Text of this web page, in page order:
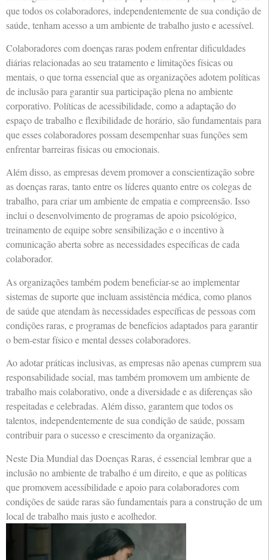
que todos os colaboradores, independentemente de sua condição de
saúde, tenham acesso a um ambiente de trabalho justo e acessível.
Colaboradores com doenças raras podem enfrentar dificuldades
diárias relacionadas ao seu tratamento e limitações físicas ou
mentais, o que torna essencial que as organizações adotem políticas
de inclusão para garantir sua participação plena no ambiente
corporativo. Políticas de acessibilidade, como a adaptação do
espaço de trabalho e flexibilidade de horário, são fundamentais para
que esses colaboradores possam desempenhar suas funções sem
enfrentar barreiras físicas ou emocionais.
Além disso, as empresas devem promover a conscientização sobre
as doenças raras, tanto entre os líderes quanto entre os colegas de
trabalho, para criar um ambiente de empatia e compreensão. Isso
inclui o desenvolvimento de programas de apoio psicológico,
treinamento de equipe sobre sensibilização e o incentivo à
comunicação aberta sobre as necessidades específicas de cada
colaborador.
As organizações também podem beneficiar-se ao implementar
sistemas de suporte que incluam assistência médica, como planos
de saúde que atendam às necessidades específicas de pessoas com
condições raras, e programas de benefícios adaptados para garantir
o bem-estar físico e mental desses colaboradores.
Ao adotar práticas inclusivas, as empresas não apenas cumprem sua
responsabilidade social, mas também promovem um ambiente de
trabalho mais colaborativo, onde a diversidade e as diferenças são
respeitadas e celebradas. Além disso, garantem que todos os
talentos, independentemente de sua condição de saúde, possam
contribuir para o sucesso e crescimento da organização.
Neste Dia Mundial das Doenças Raras, é essencial lembrar que a
inclusão no ambiente de trabalho é um direito, e que as políticas
que promovem acessibilidade e apoio para colaboradores com
condições de saúde raras são fundamentais para a construção de um
local de trabalho mais justo e acolhedor.